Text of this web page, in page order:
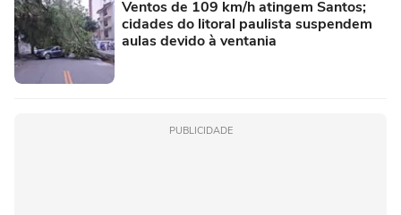
Ventos de 109 km/h atingem Santos;
cidades do litoral paulista suspendem
aulas devido à ventania
PUBLICIDADE